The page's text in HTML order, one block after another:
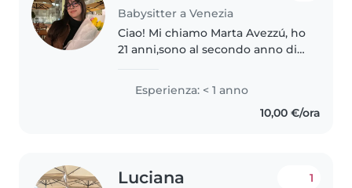
Babysitter a Venezia
Ciao! Mi chiamo Marta Avezzú, ho
21 anni,sono al secondo anno di
passione per il tempo trascorso
con i bambini. Generalmente
entro facilmente in sintonia..
Esperienza: < 1 anno
10,00 €/ora
Luciana 1